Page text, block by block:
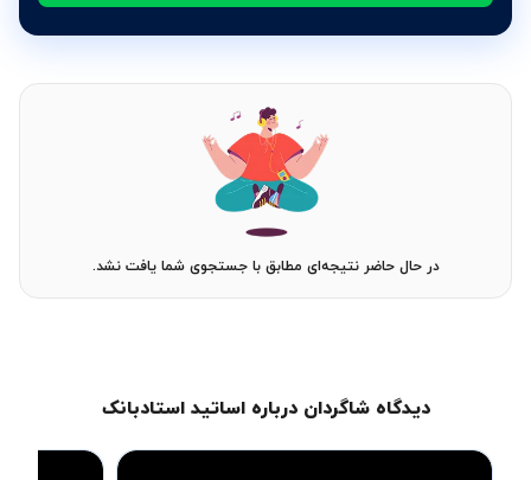
در حال حاضر نتیجه‌ای مطابق با جستجوی شما یافت نشد.
دیدگاه شاگردان درباره اساتید استادبانک